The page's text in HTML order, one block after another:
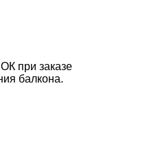
при заказе
балкона.